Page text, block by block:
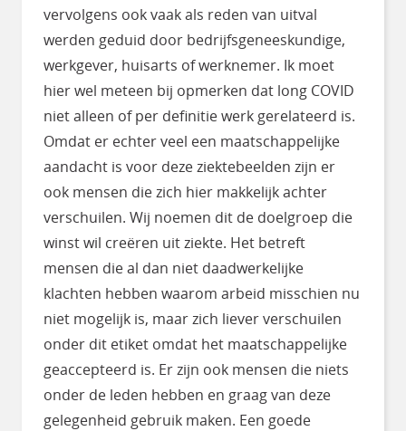
vervolgens ook vaak als reden van uitval
werden geduid door bedrijfsgeneeskundige,
werkgever, huisarts of werknemer. Ik moet
hier wel meteen bij opmerken dat long COVID
niet alleen of per definitie werk gerelateerd is.
Omdat er echter veel een maatschappelijke
aandacht is voor deze ziektebeelden zijn er
ook mensen die zich hier makkelijk achter
verschuilen. Wij noemen dit de doelgroep die
winst wil creëren uit ziekte. Het betreft
mensen die al dan niet daadwerkelijke
klachten hebben waarom arbeid misschien nu
niet mogelijk is, maar zich liever verschuilen
onder dit etiket omdat het maatschappelijke
geaccepteerd is. Er zijn ook mensen die niets
onder de leden hebben en graag van deze
gelegenheid gebruik maken. Een goede